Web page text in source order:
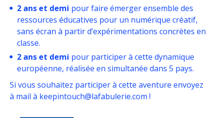
2 ans et demi pour faire émerger ensemble des
ressources éducatives pour un numérique créatif,
sans écran à partir d’expérimentations concrètes en
classe.
2 ans et demi pour participer à cette dynamique
européenne, réalisée en simultanée dans 5 pays.
Si vous souhaitez participer à cette aventure envoyez
à mail à keepintouch@lafabulerie.com !